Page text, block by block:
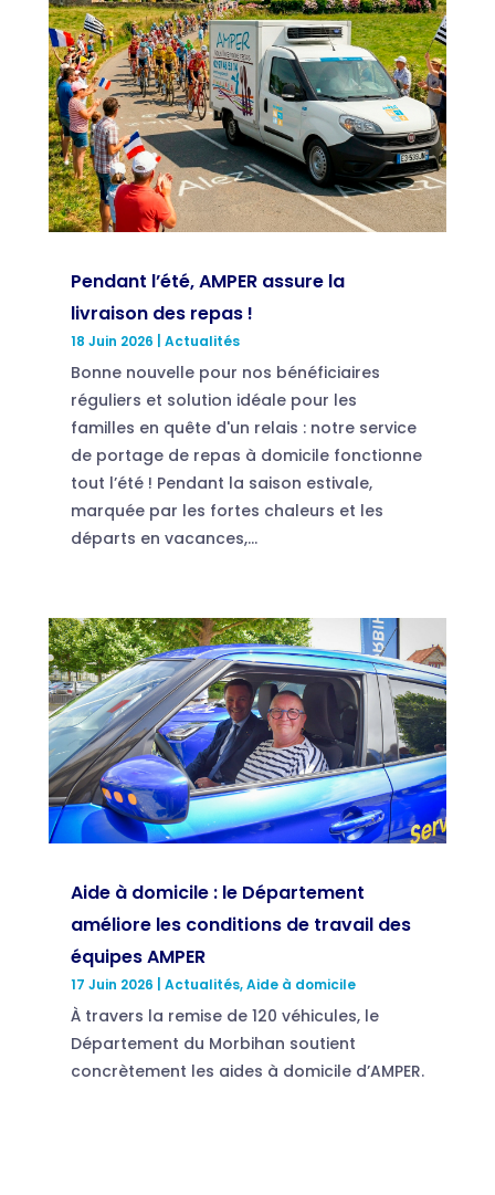
Pendant l’été, AMPER assure la
livraison des repas !
18 Juin 2026 Actualités
Bonne nouvelle pour nos bénéficiaires
réguliers et solution idéale pour les
familles en quête d'un relais : notre service
de portage de repas à domicile fonctionne
tout l’été ! Pendant la saison estivale,
marquée par les fortes chaleurs et les
départs en vacances,...
Aide à domicile : le Département
améliore les conditions de travail des
équipes AMPER
17 Juin 2026 Actualités,Aide à domicile
À travers la remise de 120 véhicules, le
Département du Morbihan soutient
concrètement les aides à domicile d’AMPER.